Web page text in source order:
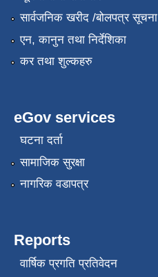
सार्वजनिक खरीद /बोलपत्र सूचना
एन, कानुन तथा निर्देशिका
कर तथा शुल्कहरु
eGov services
घटना दर्ता
सामाजिक सुरक्षा
नागरिक वडापत्र
Reports
वार्षिक प्रगति प्रतिवेदन